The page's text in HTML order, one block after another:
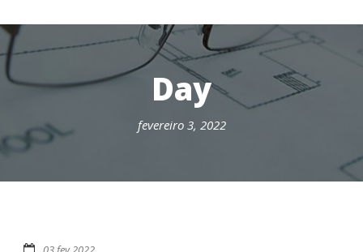
Day
fevereiro 3, 2022